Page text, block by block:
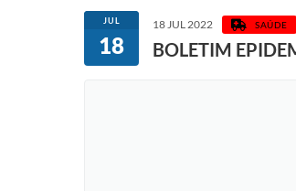
JUL
18
18 JUL 2022 SAÚDE
BOLETIM